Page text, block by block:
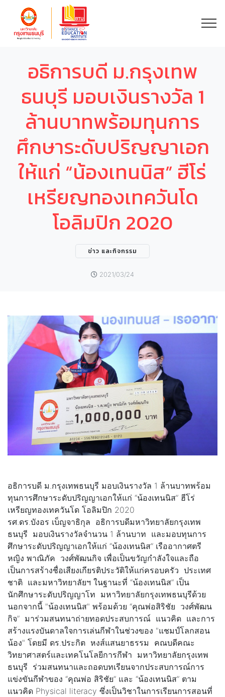
อธิการบดี ม.กรุงเทพ
ธนบุรี มอบเงินรางวัล 1
ล้านบาทพร้อมทุนการ
ศึกษาระดับปริญญาเอก
ให้แก่ “น้องเทนนิส” ฮีโร่
เหรียญทองเทควันโด
โอลิมปิก 2020
ข่าว และกิจกรรม
2021/03/24
อธิการบดี ม.กรุงเทพธนบุรี มอบเงินรางวัล 1 ล้านบาทพร้อม
ทุนการศึกษาระดับปริญญาเอกให้แก่ “น้องเทนนิส” ฮีโร่
เหรียญทองเทควันโด โอลิมปิก 2020
รศ.ดร.บังอร เบ็ญจาธิกุล อธิการบดีมหาวิทยาลัยกรุงเทพ
ธนบุรี มอบเงินรางวัลจำนวน 1 ล้านบาท และมอบทุนการ
ศึกษาระดับปริญญาเอกให้แก่ “น้องเทนนิส” เรืออากาศตรี
หญิง พาณิภัค วงศ์พัฒนกิจ เพื่อเป็นขวัญกำลังใจและถือ
เป็นการสร้างชื่อเสียงเกียรติประวัติให้แก่ครอบครัว ประเทศ
ชาติ และมหาวิทยาลัยฯ ในฐานะที่ “น้องเทนนิส” เป็น
นักศึกษาระดับปริญญาโท มหาวิทยาลัยกรุงเทพธนบุรีด้วย
นอกจากนี้ "น้องเทนนิส" พร้อมด้วย “คุณพ่อสิริชัย วงศ์พัฒน
กิจ” มาร่วมสนทนาถ่ายทอดประสบการณ์ แนวคิด และการ
สร้างแรงบันดาลใจการเล่นกีฬาในช่วงของ "แชมป์โลกสอน
น้อง" โดยมี ดร.ประกิต หงส์แสนยาธรรม คณบดีคณะ
วิทยาศาสตร์และเทคโนโลยีการกีฬา มหาวิทยาลัยกรุงเทพ
ธนบุรี ร่วมสนทนาและถอดบทเรียนจากประสบการณ์การ
แข่งขันกีฬาของ “คุณพ่อ สิริชัย” และ “น้องเทนนิส” ตาม
แนวคิด Physical literacy ซึ่งเป็นวิชาในการเรียนการสอนที่